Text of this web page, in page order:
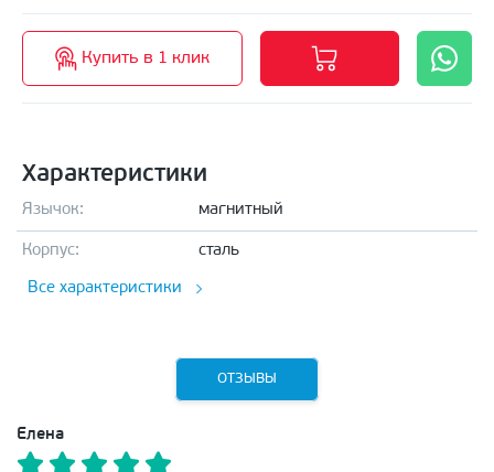
Купить в 1 клик
Характеристики
Язычок: магнитный
Корпус: сталь
Все характеристики
ОТЗЫВЫ
Елена